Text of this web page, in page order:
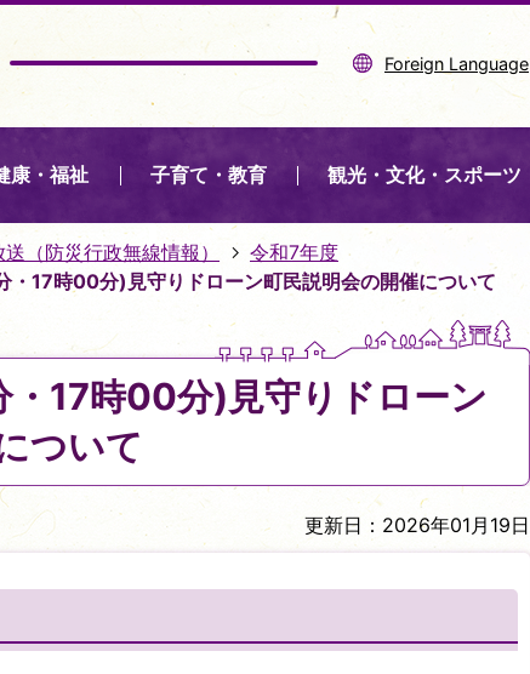
Foreign Language
康・福祉 子育て・教育 観光・文化・スポーツ
（防災行政無線情報）
令和7年度
・17時00分)見守りドローン町民説明会の開催について
17時00分)見守りドローン
ついて
更新日：2026年01月19日